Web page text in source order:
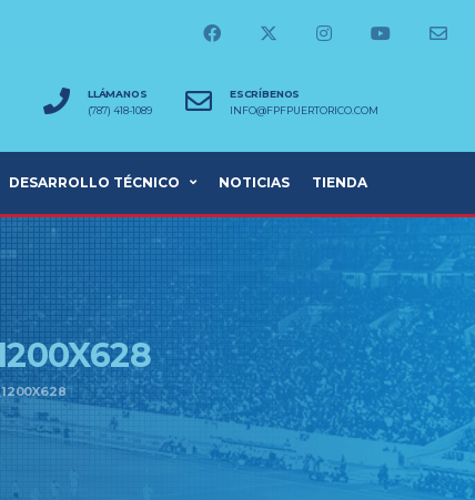
LLÁMANOS
(787) 418-1089
ESCRÍBENOS
INFO@FPFPUERTORICO.COM
DESARROLLO TÉCNICO NOTICIAS TIENDA